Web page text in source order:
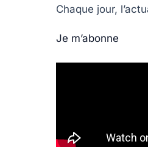
Chaque jour,
Je m’abonne